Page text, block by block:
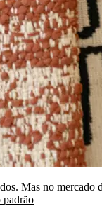
Mas no
padrão